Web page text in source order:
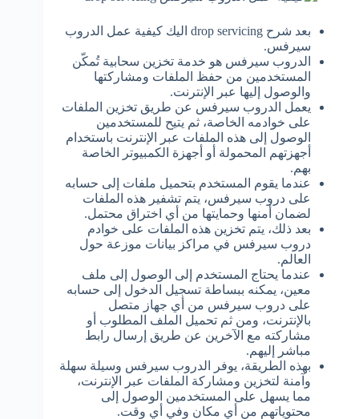
بعد شرح drop servicing اليك كيفية عمل الدروب
سيرفس.
الدروب سيرفس هو خدمة تخزين سحابية تُمكّن
المستخدمين من حفظ الملفات ومشاركتها
والوصول إليها عبر الإنترنت.
يعمل الدروب سيرفس عن طريق تخزين الملفات
على خوادمه الخاصة، ثم يتيح للمستخدمين
الوصول إلى هذه الملفات عبر الإنترنت باستخدام
أجهزتهم المحمولة أو أجهزة الكمبيوتر الخاصة
بهم.
عندما يقوم المستخدم بتحميل ملفات إلى حسابه
على دروب سيرفس، يتم تشفير هذه الملفات
لضمان أمنها وحمايتها من أي اختراق محتمل.
بعد ذلك، يتم تخزين هذه الملفات على خوادم
دروب سيرفس في مراكز بيانات موزعة حول
العالم.
عندما يحتاج المستخدم إلى الوصول إلى ملف
معين، يمكنه ببساطة تسجيل الدخول إلى حسابه
على دروب سيرفس من أي جهاز متصل
بالإنترنت، ومن ثم تحميل الملف المطلوب أو
مشاركته مع الآخرين عن طريق إرسال رابط
مباشر إليهم.
بهذه الطريقة، يوفر الدروب سيرفس وسيلة سهلة
وآمنة لتخزين ومشاركة الملفات عبر الإنترنت،
مما يسهل على المستخدمين الوصول إلى
محتوياتهم من أي مكان وفي أي وقت.